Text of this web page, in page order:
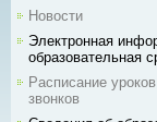
Новости
Электронная
образовательная
Расписание
звонков